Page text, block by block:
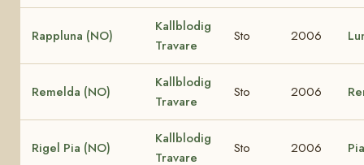
Rappluna (NO)
Kallblodig
Travare
Sto 2006
Remelda (NO)
Kallblodig
Travare
Sto 2006
Rigel Pia (NO)
Kallblodig
Travare
Sto 2006